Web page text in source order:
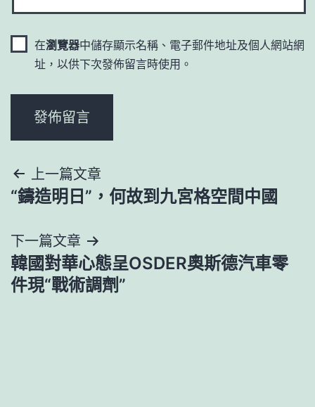
在瀏覽器中儲存顯示名稱、電子郵件地址及個人網站網
址，以供下次發佈留言時使用。
文
章
導
覽
上一篇文章
“鑄造明日”，何故到九宮格空間中國
下一篇文章
韓國對華心態呈OSDER奧斯德汽車零
件現“戰術調劑”